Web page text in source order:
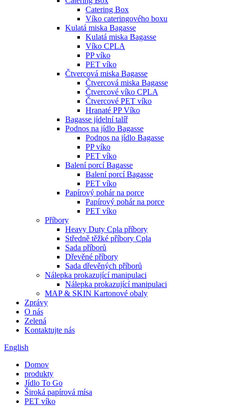
Catering Box
Víko cateringového boxu
Kulatá miska Bagasse
Kulatá miska Bagasse
Víko CPLA
PP víko
PET víko
Čtvercová miska Bagasse
Čtvercová miska Bagasse
Čtvercové víko CPLA
Čtvercové PET víko
Hranaté PP Víko
Bagasse jídelní talíř
Podnos na jídlo Bagasse
Podnos na jídlo Bagasse
PP víko
PET víko
Balení porcí Bagasse
Balení porcí Bagasse
PET víko
Papírový pohár na porce
Papírový pohár na porce
PET víko
Příbory
Heavy Duty Cpla příbory
Středně těžké příbory Cpla
Sada příborů
Dřevěné příbory
Sada dřevěných příborů
Nálepka prokazující manipulaci
Nálepka prokazující manipulaci
MAP & SKIN Kartonové obaly
Zprávy
O nás
Zelená
Kontaktujte nás
English
Domov
produkty
Jídlo To Go
Široká papírová mísa
PET víko